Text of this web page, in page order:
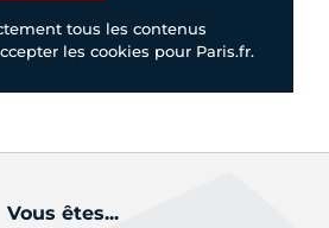
tous les contenus
les cookies pour Paris.fr.
Vous êtes...